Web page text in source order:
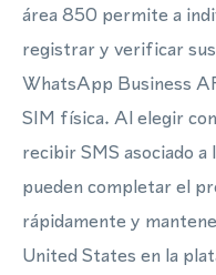
área 850 permite a
registrar y verificar
WhatsApp Business
SIM física. Al elegir
recibir SMS asociado a
pueden completar el
rápidamente y
United States en la